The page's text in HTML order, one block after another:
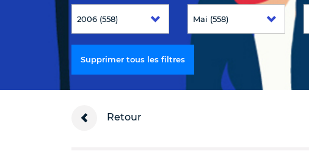
Supprimer tous les filtres
Retour